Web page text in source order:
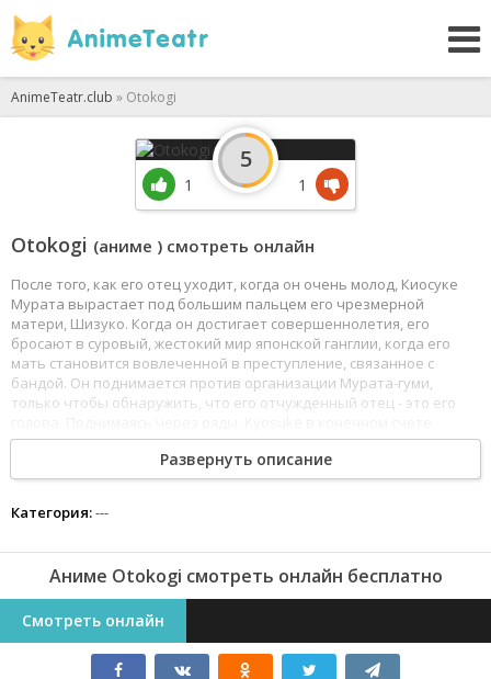
AnimeTeatr.club » Otokogi
Otokogi (аниме ) смотреть онлайн
После того, как его отец уходит, когда он очень молод, Киосуке
Мурата вырастает под большим пальцем его чрезмерной
матери, Шизуко. Когда он достигает совершеннолетия, его
бросают в суровый, жестокий мир японской ганглии, когда его
мать становится вовлеченной в преступление, связанное с
бандой. Он поднимается против организации Мурата-гуми,
только чтобы обнаружить, что его отчужденный отец - это его
объединяет половину банд в Японии под его собственным
руководством, только чтобы найти, что другая половина также
объединилась, чтобы противостоять его новой власти, начиная
Развернуть описание
Категория:---
1
5
1
Аниме Otokogi смотреть онлайн бесплатно
Смотреть онлайн